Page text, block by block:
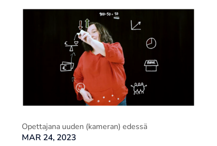
Opettajana uuden (kameran) edessä
MAR 24, 2023